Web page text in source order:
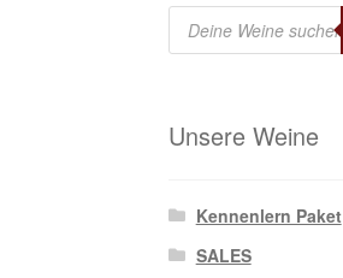
Products
search
Unsere Weine
Kennenlern Paket
SALES